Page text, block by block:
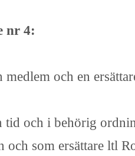
nr 4:
medlem och en
och i behörig
och som ersättare ltl